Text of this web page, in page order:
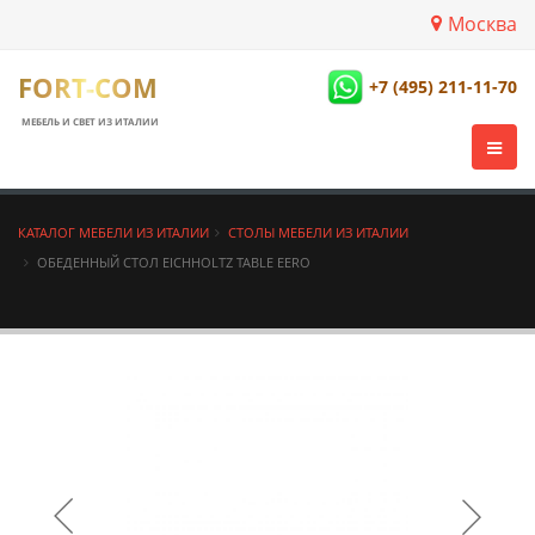
Москва
FORT-COM
МЕБЕЛЬ И СВЕТ ИЗ ИТАЛИИ
+7 (495) 211-11-70
КАТАЛОГ МЕБЕЛИ ИЗ ИТАЛИИ
СТОЛЫ МЕБЕЛИ ИЗ ИТАЛИИ
ОБЕДЕННЫЙ СТОЛ EICHHOLTZ TABLE EERO